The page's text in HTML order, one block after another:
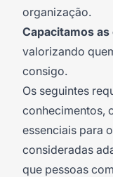
organização.
Capacitamos as
valorizando
consigo.
Os seguintes
conhecimentos,
essenciais para
consideradas
que pessoas